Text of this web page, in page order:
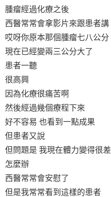
腫瘤經過化療之後
西醫常常會拿影片來跟患者講
哎呀你原本那個腫瘤七八公分
現在已經變兩三公分大了
患者一聽
很高興
因為化療很痛苦啊
然後經過幾個療程下來
好不容易 也看到一點成果
但患者又說
但問題是 我現在體力變得很差
怎麼辦
西醫常常會安慰了
但是我常常看到這樣的患者